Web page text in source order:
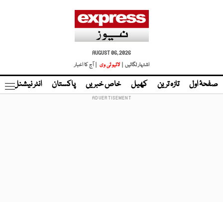
AUGUST 06, 2026
اشتہار لگائیں |
لائیو ٹی وی | آج کا اخبار
صفحۂ اول تازہ ترین کھیل خاص خبریں پاکستان انٹر نیشنل